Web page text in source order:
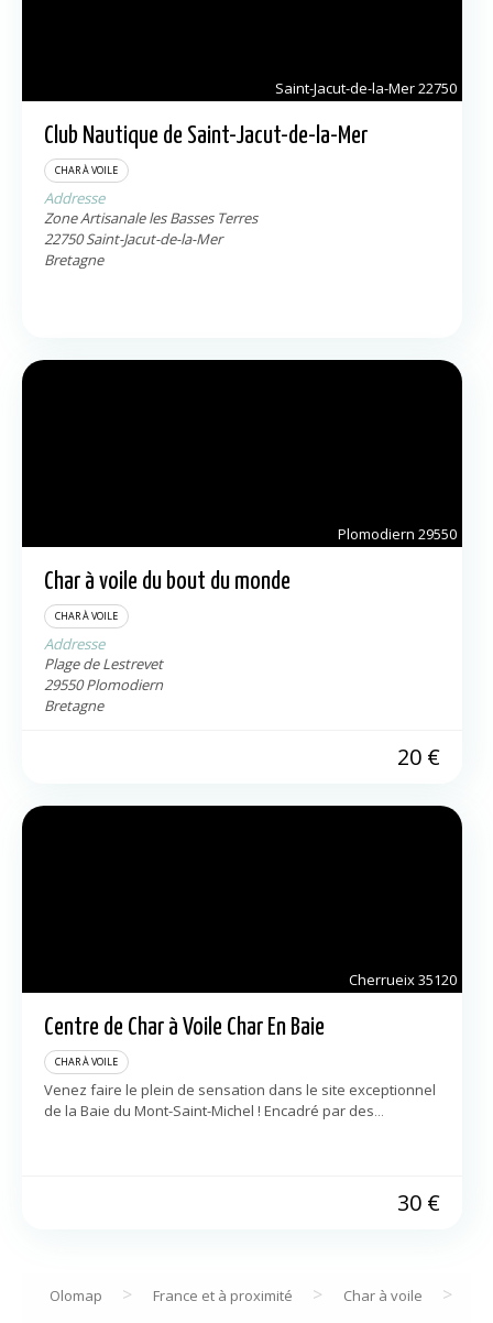
Saint-Jacut-de-la-Mer22750
Club Nautique de Saint-Jacut-de-la-Mer
CHAR À VOILE
Addresse
Zone Artisanale les Basses Terres
22750 Saint-Jacut-de-la-Mer
Bretagne
Plomodiern 29550
Char à voile du bout du monde
CHAR À VOILE
Addresse
Plage de Lestrevet
29550 Plomodiern
Bretagne
20 €
Cherrueix35120
Centre de Char à Voile Char En Baie
CHAR À VOILE
Venez faire le plein de sensation dans le site exceptionnel
de la Baie du Mont-Saint-Michel ! Encadré par des
30 €
Olomap > France et à proximité > Char à voile >